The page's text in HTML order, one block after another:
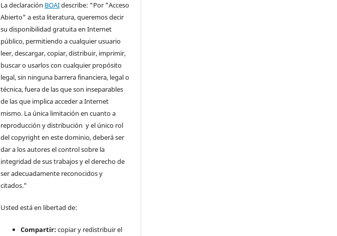
La declaración BOAIdescribe: “Por "Acceso
Abierto" a esta literatura, queremos decir
su disponibilidad gratuita en Internet
público, permitiendo a cualquier usuario
leer, descargar, copiar, distribuir, imprimir,
buscar o usarlos con cualquier propósito
legal, sin ninguna barrera financiera, legal o
técnica, fuera de las que son inseparables
de las que implica acceder a Internet
mismo. La única limitación en cuanto a
reproducción y distribución y el único rol
del copyright en este dominio, deberá ser
dar a los autores el control sobre la
integridad de sus trabajos y el derecho de
ser adecuadamente reconocidos y
citados."
Usted está en libertad de:
Compartir:copiar y redistribuir el